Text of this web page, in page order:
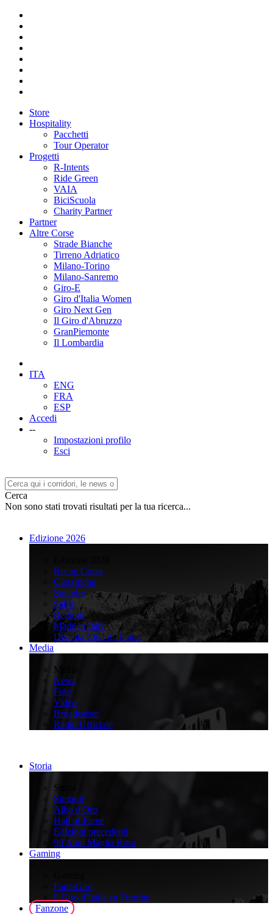
Store
Hospitality
Pacchetti
Tour Operator
Progetti
R-Intents
Ride Green
VAIA
BiciScuola
Charity Partner
Partner
Altre Corse
Strade Bianche
Tirreno Adriatico
Milano-Torino
Milano-Sanremo
Giro-E
Giro d'Italia Women
Giro Next Gen
Il Giro d'Abruzzo
GranPiemonte
Il Lombardia
ITA
ENG
FRA
ESP
Accedi
--
Impostazioni profilo
Esci
Cerca
Non sono stati trovati risultati per la tua ricerca...
Edizione 2026
Recap Corsa
Classifiche
Squadre
Salite
Regioni
Made in Italy
Diventa Città di Tappa
Media
Media
News
Foto
Video
Broadcaster
Radio Ufficiale
Storia
Storia
Simboli
Albo d'Oro
Hall of Fame
Edizioni precedenti
90 Anni Maglia Rosa
Gaming
FantaGiro
ll Giro d'Italia su Fortnite
Fanzone